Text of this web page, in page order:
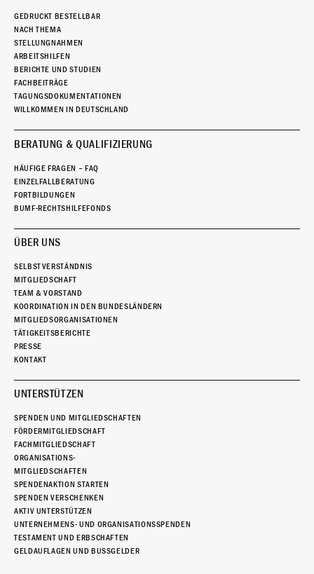
GEDRUCKT BESTELLBAR
NACH THEMA
STELLUNGNAHMEN
ARBEITSHILFEN
BERICHTE UND STUDIEN
FACHBEITRÄGE
TAGUNGSDOKUMENTATIONEN
WILLKOMMEN IN DEUTSCHLAND
BERATUNG & QUALIFIZIERUNG
HÄUFIGE FRAGEN – FAQ
EINZELFALLBERATUNG
FORTBILDUNGEN
BUMF-RECHTSHILFEFONDS
ÜBER UNS
SELBSTVERSTÄNDNIS
MITGLIEDSCHAFT
TEAM & VORSTAND
KOORDINATION IN DEN BUNDESLÄNDERN
MITGLIEDSORGANISATIONEN
TÄTIGKEITSBERICHTE
PRESSE
KONTAKT
UNTERSTÜTZEN
SPENDEN UND MITGLIEDSCHAFTEN
FÖRDERMITGLIEDSCHAFT
FACHMITGLIEDSCHAFT
ORGANISATIONS-
MITGLIEDSCHAFTEN
SPENDENAKTION STARTEN
SPENDEN VERSCHENKEN
AKTIV UNTERSTÜTZEN
UNTERNEHMENS- UND ORGANISATIONSSPENDEN
TESTAMENT UND ERBSCHAFTEN
GELDAUFLAGEN UND BUSSGELDER